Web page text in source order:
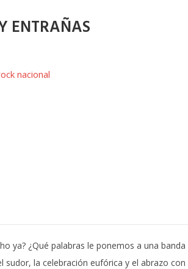
ENTRAÑAS
nacional
ya? ¿Qué palabras le ponemos a una
la celebración eufórica y el abrazo